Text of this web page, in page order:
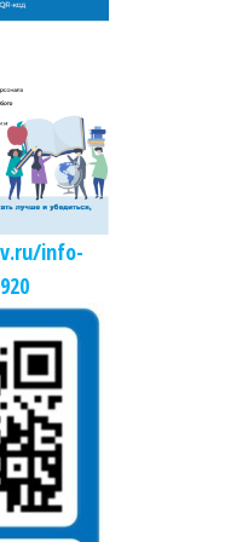
info-